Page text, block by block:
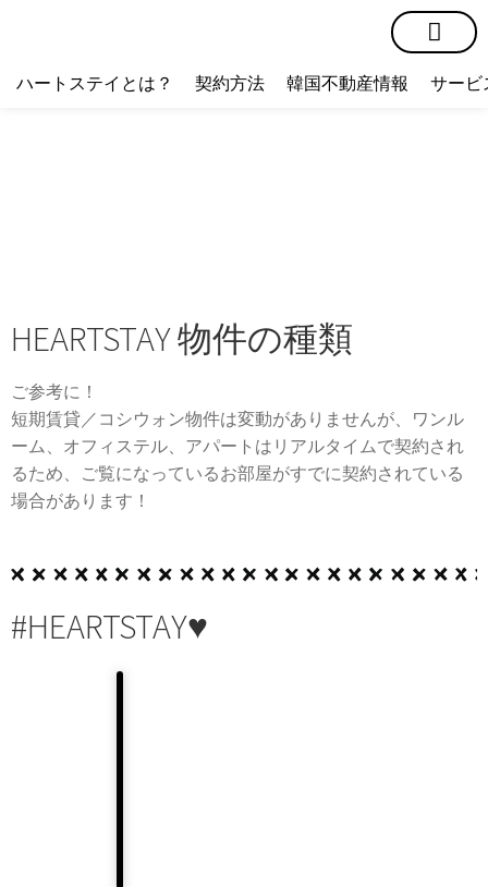
ハートステイとは？ 契約方法 韓国不動産情報 サービ
HEARTSTAY 物件の種類
ご参考に！
短期賃貸／コシウォン物件は変動がありませんが、ワンル
ーム、オフィステル、アパートはリアルタイムで契約され
るため、ご覧になっているお部屋がすでに契約されている
場合があります！
#HEARTSTAY♥